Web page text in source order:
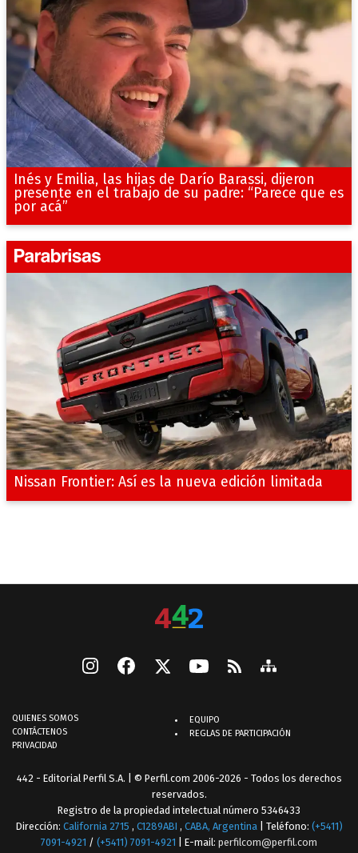
Inés y Emilia, las hijas de Darío Barassi, dijeron
presente en el trabajo de su padre: “Parece que es
por acá”
Nissan Frontier: Así es la nueva edición limitada
QUIENES SOMOS
CONTÁCTENOS
PRIVACIDAD
EQUIPO
REGLAS DE PARTICIPACIÓN
442 - Editorial Perfil S.A. | © Perfil.com 2006-2026 - Todos los derechos
reservados.
Registro de la propiedad intelectual número 5346433
Dirección: California 2715 , C1289ABI , CABA, Argentina | Teléfono: (+5411)
7091-4921 / (+5411) 7091-4921 | E-mail: perfilcom@perfil.com